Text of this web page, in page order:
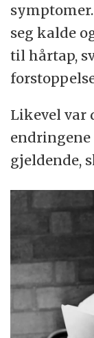
seg kalde
til hårtap,
Likevel var
endringene
gjeldende,